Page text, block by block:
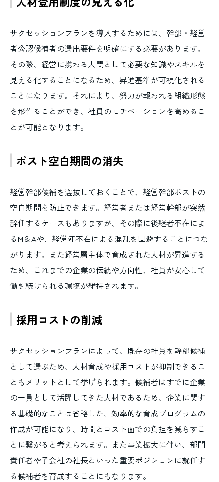
サクセッションプランを導入するためには、幹部・経営
者公認候補者の選出要件を明確にする必要があります。
その際、経営に携わる人間として必要な知識やスキルを
見える化することになるため、昇進基準が可視化される
ことになります。それにより、努力が報われる組織形態
を形作ることができ、社員のモチベーションを高めるこ
とが可能となります。
ポスト空白期間の消失
経営幹部候補を選抜しておくことで、経営幹部ポストの
空白期間を防止できます。経営者または経営幹部が突然
辞任するケースもありますが、その際に後継者不在によ
るM＆Aや、経営陣不在による混乱を回避することにつな
がります。また経営層主体で育成された人材が昇進する
ため、これまでの企業の伝統や方向性、社員が安心して
働き続けられる環境が維持されます。
採用コストの削減
サクセッションプランによって、既存の社員を幹部候補
として選ぶため、人材育成や採用コストが抑制できるこ
ともメリットとして挙げられます。候補者はすでに企業
の一員として活躍してきた人材であるため、企業に関す
る基礎的なことは省略した、効率的な育成プログラムの
作成が可能になり、時間とコスト面での負担を減らすこ
とに繋がると考えられます。また事業拡大に伴い、部門
責任者や子会社の社長といった重要ポジションに就任す
る候補者を育成することにもなります。